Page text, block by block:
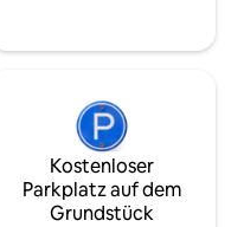
Kostenloser
Parkplatz auf dem
Grundstück